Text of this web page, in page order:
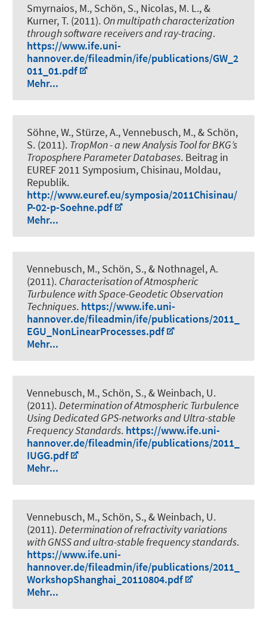
Smyrnaios, M., Schön, S., Nicolas, M. L., &
Kurner, T. (2011). On multipath characterization
through software receivers and ray-tracing.
https://www.ife.uni-
hannover.de/fileadmin/ife/publications/GW_2
011_01.pdf
Mehr...
Söhne, W., Stürze, A., Vennebusch, M., & Schön,
S. (2011). TropMon - a new Analysis Tool for BKG’s
Troposphere Parameter Databases. Beitrag in
EUREF 2011 Symposium, Chisinau, Moldau,
Republik.
http://www.euref.eu/symposia/2011Chisinau/
P-02-p-Soehne.pdf
Mehr...
Vennebusch, M., Schön, S., & Nothnagel, A.
(2011). Characterisation of Atmospheric
Turbulence with Space-Geodetic Observation
Techniques. https://www.ife.uni-
hannover.de/fileadmin/ife/publications/2011_
EGU_NonLinearProcesses.pdf
Mehr...
Vennebusch, M., Schön, S., & Weinbach, U.
(2011).Determination of Atmospheric Turbulence
Using Dedicated GPS-networks and Ultra-stable
Frequency Standards. https://www.ife.uni-
hannover.de/fileadmin/ife/publications/2011_
IUGG.pdf
Mehr...
Vennebusch, M., Schön, S., & Weinbach, U.
(2011).Determination of refractivity variations
with GNSS and ultra-stable frequency standards.
https://www.ife.uni-
hannover.de/fileadmin/ife/publications/2011_
WorkshopShanghai_20110804.pdf
Mehr...